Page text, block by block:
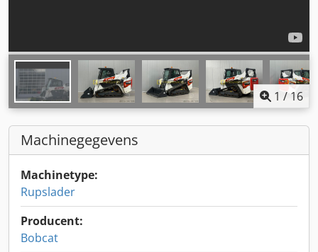
1 / 16
Machinegegevens
Machinetype:
Rupslader
Producent:
Bobcat